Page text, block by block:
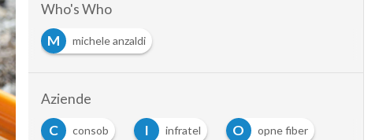
Who's Who
M
michele anzaldi
Aziende
C
consob I infratel O opne fiber